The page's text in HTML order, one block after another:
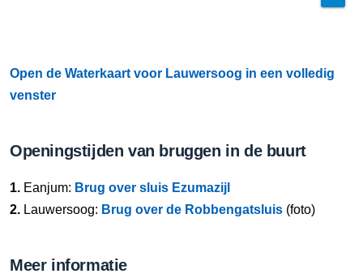
Open de Waterkaart voor Lauwersoog in een volledig
venster
Openingstijden van bruggen in de buurt
1. Eanjum: Brug over sluis Ezumazijl
2. Lauwersoog: Brug over de Robbengatsluis (foto)
Meer informatie